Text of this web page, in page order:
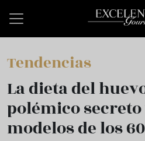
Tendencias
La dieta del
polémico
modelos de los 60